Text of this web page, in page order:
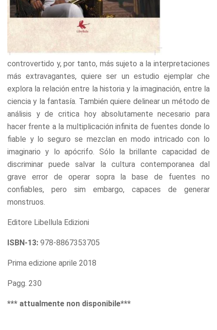
controvertido y, por tanto, más sujeto a la interpretaciones
más extravagantes, quiere ser un estudio ejemplar che
explora la relación entre la historia y la imaginación, entre la
ciencia y la fantasía. También quiere delinear un método de
análisis y de critica hoy absolutamente necesario para
hacer frente a la multiplicación infinita de fuentes donde lo
fiable y lo seguro se mezclan en modo intricado con lo
imaginario y lo apócrifo. Sólo la brillante capacidad de
discriminar puede salvar la cultura contemporanea dal
grave error de operar sopra la base de fuentes no
confiables, pero sim embargo, capaces de generar
monstruos.
Editore Libellula Edizioni
ISBN-13: 978-8867353705
Prima edizione aprile 2018
Pagg. 230
*** attualmente non disponibile***
refuse these
cookies,
functionality
disappear
from the
Marketing
By sharing
interests
and
behavior as
you visit our
site, you
increase the
chance of
personalized
offers.